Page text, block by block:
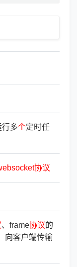
行多个定时任
协议
、frame协议的
向客户端传输